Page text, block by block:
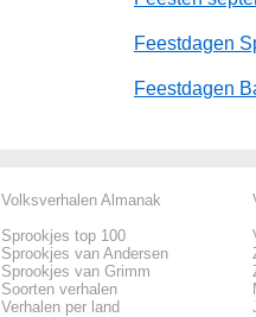
Feestdagen
Feestdagen
Volksverhalen Almanak
Sprookjes top 100
Sprookjes van Andersen
Sprookjes van Grimm
Soorten verhalen
Verhalen per land